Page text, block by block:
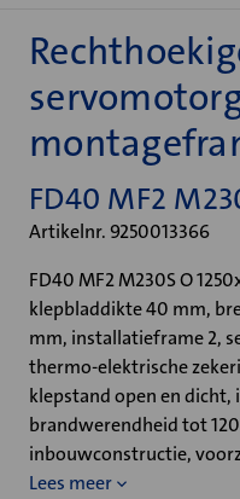
FD40 MF2
Artikelnr. 9250013366
FD40 MF2 M230S O
klepbladdikte 40 mm,
mm, installatieframe 2,
thermo-elektrische
klepstand open en dicht,
brandwerendheid tot
inbouwconstructie,
Lees meer